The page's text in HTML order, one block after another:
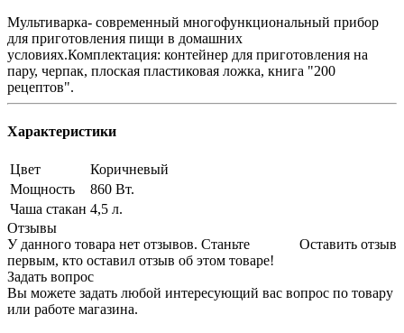
Мультиварка- современный многофункциональный прибор
для приготовления пищи в домашних
условиях.Комплектация: контейнер для приготовления на
пару, черпак, плоская пластиковая ложка, книга "200
рецептов".
Характеристики
Цвет
Коричневый
Мощность
860 Вт.
Чаша стакан 4,5 л.
Отзывы
Оставить отзыв
У данного товара нет отзывов. Станьте
первым, кто оставил отзыв об этом товаре!
Задать вопрос
Вы можете задать любой интересующий вас вопрос по товару
или работе магазина.